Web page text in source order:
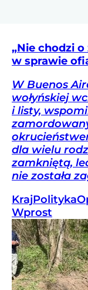
„Nie chodzi
w sprawie
W Buenos
wołyńskiej
i listy,
dla wielu
zamkniętą,
nie została
KrajPolityka
Wprost